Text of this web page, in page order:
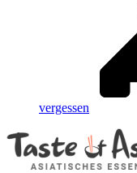
vergessen